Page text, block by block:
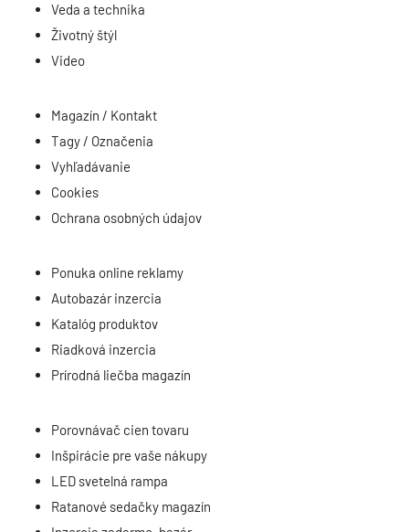
Veda a technika
Životný štýl
Video
Magazín / Kontakt
Tagy / Označenia
Vyhľadávanie
Cookies
Ochrana osobných údajov
Ponuka online reklamy
Autobazár inzercia
Katalóg produktov
Riadková inzercia
Prírodná liečba magazín
Porovnávač cien tovaru
Inšpirácie pre vaše nákupy
LED svetelná rampa
Ratanové sedačky magazín